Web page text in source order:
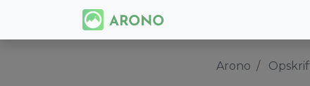
Arono